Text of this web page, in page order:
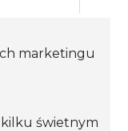
marketingu
świetnym